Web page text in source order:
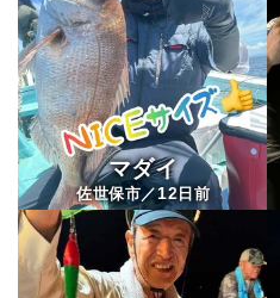
マダイ
佐世保市／12 日前
もも